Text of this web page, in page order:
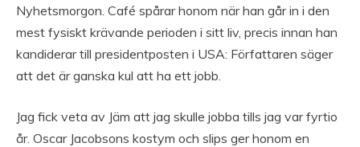
Nyhetsmorgon. Café spårar honom när han går in i den
mest fysiskt krävande perioden i sitt liv, precis innan han
kandiderar till presidentposten i USA: Författaren säger
att det är ganska kul att ha ett jobb.
Jag fick veta av Jäm att jag skulle jobba tills jag var fyrtio
år. Oscar Jacobsons kostym och slips ger honom en